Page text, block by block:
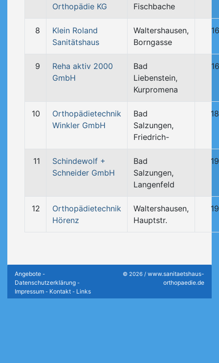
Orthopädie KG
Fischbache
8
Klein Roland
Sanitätshaus
Waltershausen,
Borngasse
9
Reha aktiv 2000
GmbH
Bad
Liebenstein,
Kurpromena
10
Orthopädietechnik
Winkler GmbH
Bad
Salzungen,
Friedrich-
11
Schindewolf +
Schneider GmbH
Bad
Salzungen,
Langenfeld
12
Orthopädietechnik
Hörenz
Waltershausen,
Hauptstr.
Angebote -
Datenschutzerklärung -
Impressum - Kontakt - Links
© 2026 / www.sanitaetshaus-
orthopaedie.de